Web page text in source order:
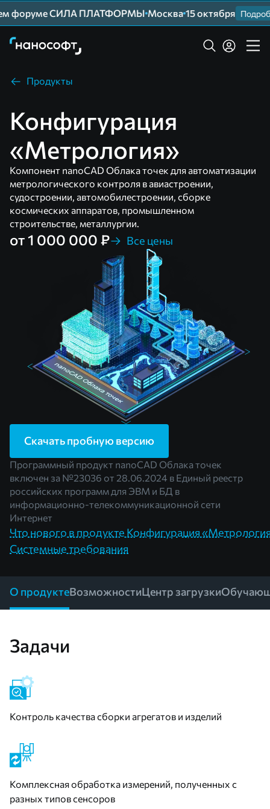
форуме СИЛА ПЛАТФОРМЫ Москва 15 октября
Продукты
Конфигурация
«Метрология»
Компонент nanoCAD Облака точек для автоматизации
метрологического контроля в авиастроении,
судостроении, автомобилестроении, сборке
космических аппаратов, промышленном
строительстве, металлургии.
от 1 000 000 ₽ Все цены
Скачать пробную версию
Программный продукт nanoCAD Облака точек
включен за №23036 от 28.06.2024 в Единый реестр
российских программ для ЭВМ и БД в
информационно-телекоммуникационной сети
Интернет
Что нового в продукте Конфигурация
Системные требования
О продуктеВозможностиЦентр загрузки
Задачи
Контроль качества сборки агрегатов и изделий
Комплексная обработка измерений, полученных с
разных типов сенсоров